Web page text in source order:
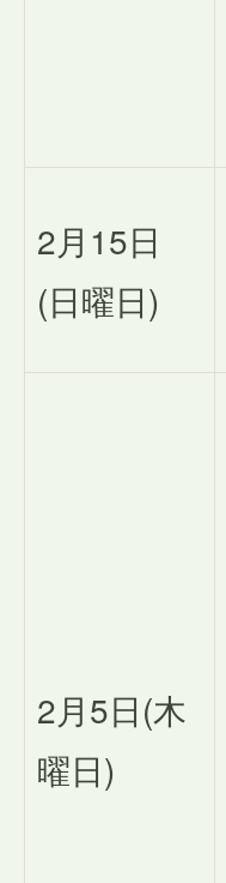
2月15日
(日曜日)
2月5日(木
曜日)